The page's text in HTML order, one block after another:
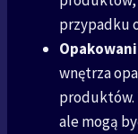
przypadku
wnętrza
produktów.
ale mogą